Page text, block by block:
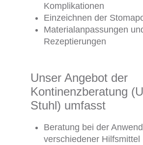
Komplikationen
Einzeichnen der
Materialanpassungen
Rezeptierungen
Unser Angebot der
Kontinenzberatung
Stuhl) umfasst
Beratung bei der
verschiedener Hilfsmittel